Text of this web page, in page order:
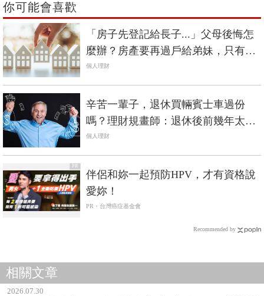
你可能會喜歡
「房子先登記給長子...」父母後悔怎
麼辦？房產要再過戶給弟妹，只有2
條路
個人理財
辛苦一輩子，退休買輛賓士車過份
嗎？理財規畫師：退休後前幾年太放
縱，錢將不夠用
個人理財
PR
伴侶和妳一起預防HPV，才有資格說
愛妳！
PR・台灣癌症基金會
Recommended by
相關文章
2026.07.30